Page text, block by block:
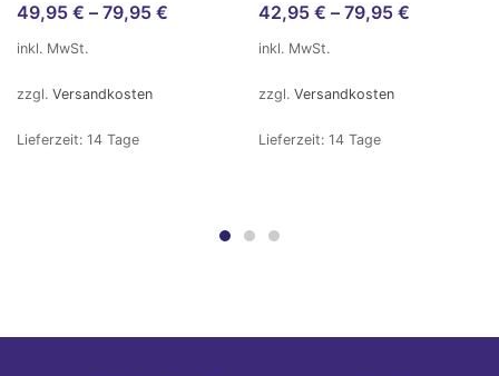
49,95 € – 79,95 €
inkl. MwSt.
zzgl. Versandkosten
Lieferzeit: 14 Tage
42,95 € – 79,95 €
inkl. MwSt.
zzgl. Versandkosten
Lieferzeit: 14 Tage